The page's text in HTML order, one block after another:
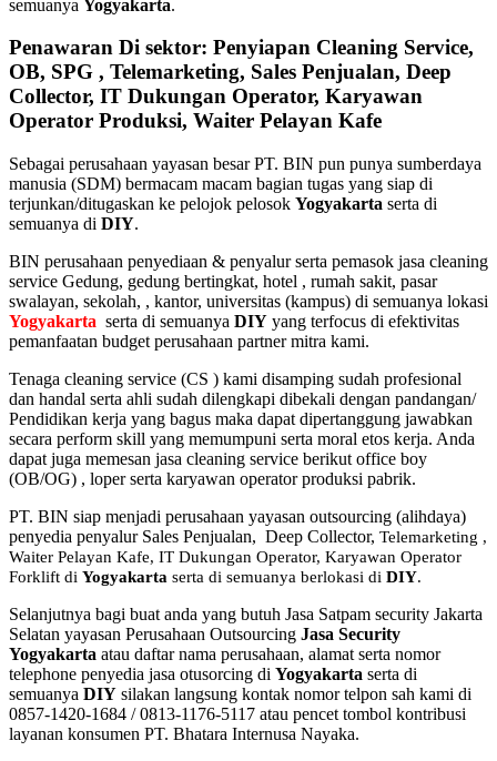
semuanya Yogyakarta.
Penawaran Di sektor: Penyiapan Cleaning Service,
OB, SPG , Telemarketing, Sales Penjualan, Deep
Collector, IT Dukungan Operator, Karyawan
Operator Produksi, Waiter Pelayan Kafe
Sebagai perusahaan yayasan besar PT. BIN pun punya sumberdaya
manusia (SDM) bermacam macam bagian tugas yang siap di
terjunkan/ditugaskan ke pelojok pelosok Yogyakarta serta di
semuanya di DIY.
BIN perusahaan penyediaan & penyalur serta pemasok jasa cleaning
service Gedung, gedung bertingkat, hotel , rumah sakit, pasar
swalayan, sekolah, , kantor, universitas (kampus) di semuanya lokasi
Yogyakarta serta di semuanya DIY yang terfocus di efektivitas
pemanfaatan budget perusahaan partner mitra kami.
Tenaga cleaning service (CS ) kami disamping sudah profesional
dan handal serta ahli sudah dilengkapi dibekali dengan pandangan/
Pendidikan kerja yang bagus maka dapat dipertanggung jawabkan
secara perform skill yang memumpuni serta moral etos kerja. Anda
dapat juga memesan jasa cleaning service berikut office boy
(OB/OG) , loper serta karyawan operator produksi pabrik.
PT. BIN siap menjadi perusahaan yayasan outsourcing (alihdaya)
penyedia penyalur Sales Penjualan, Deep Collector, Telemarketing ,
Waiter Pelayan Kafe, IT Dukungan Operator, Karyawan Operator
Forklift di Yogyakarta serta di semuanya berlokasi di DIY.
Selanjutnya bagi buat anda yang butuh Jasa Satpam security Jakarta
Selatan yayasan Perusahaan Outsourcing Jasa Security
Yogyakarta atau daftar nama perusahaan, alamat serta nomor
telephone penyedia jasa otusorcing di Yogyakarta serta di
semuanya DIY silakan langsung kontak nomor telpon sah kami di
0857-1420-1684 / 0813-1176-5117 atau pencet tombol kontribusi
layanan konsumen PT. Bhatara Internusa Nayaka.